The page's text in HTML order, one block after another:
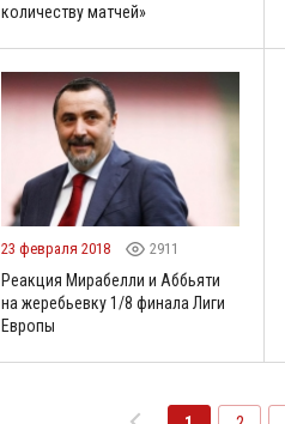
количеству матчей»
23 февраля 2018 2911
Реакция Мирабелли и Аббьяти
на жеребьевку 1/8 финала Лиги
Европы